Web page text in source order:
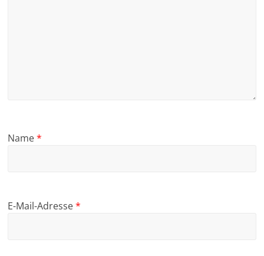
Name*
E-Mail-Adresse*